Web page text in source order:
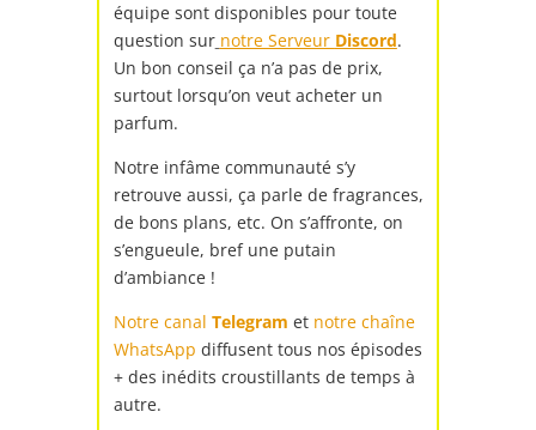
équipe sont disponibles pour toute
question sur notre Serveur Discord.
Un bon conseil ça n’a pas de prix,
surtout lorsqu’on veut acheter un
parfum.
Notre infâme communauté s’y
retrouve aussi, ça parle de fragrances,
de bons plans, etc. On s’affronte, on
s’engueule, bref une putain
d’ambiance !
Notre canal Telegram et notre chaîne
WhatsApp diffusent tous nos épisodes
+ des inédits croustillants de temps à
autre.